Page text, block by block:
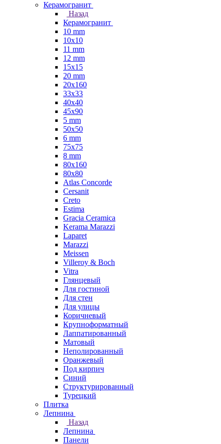
Керамогранит
Назад
Керамогранит
10 mm
10x10
11 mm
12 mm
15x15
20 mm
20х160
33x33
40х40
45x90
5 mm
50x50
6 mm
75х75
8 mm
80x160
80x80
Atlas Concorde
Cersanit
Creto
Estima
Gracia Ceramica
Kerama Marazzi
Laparet
Marazzi
Meissen
Villeroy & Boch
Vitra
Глянцевый
Для гостиной
Для стен
Для улицы
Коричневый
Крупноформатный
Лаппатированный
Матовый
Неполированный
Оранжевый
Под кирпич
Синий
Структурированный
Турецкий
Плитка
Лепнина
Назад
Лепнина
Панели